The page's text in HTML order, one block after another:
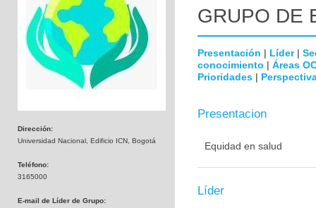
Dirección:
Universidad Nacional, Edificio ICN, Bogotá
Teléfono:
3165000
E-mail de Líder de Grupo:
GRUPO DE
Presentación | Líder|
conocimiento | Áreas
Prioridades |
Presentacion
Equidad en salud
Líder